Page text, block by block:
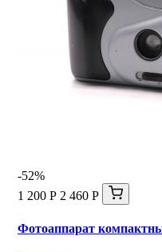
-52%
1 200 Р 2 460 Р
Фотоаппарат